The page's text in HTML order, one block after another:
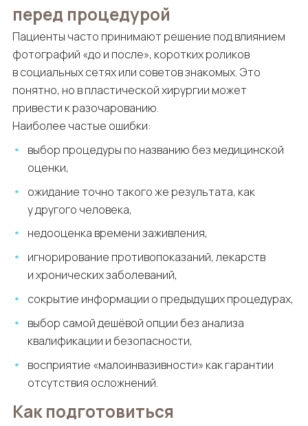
перед процедурой
Пациенты часто принимают решение под влиянием
фотографий «до и после», коротких роликов
в социальных сетях или советов знакомых. Это
понятно, но в пластической хирургии может
привести к разочарованию.
Наиболее частые ошибки:
выбор процедуры по названию без медицинской
оценки,
ожидание точно такого же результата, как
у другого человека,
недооценка времени заживления,
игнорирование противопоказаний, лекарств
и хронических заболеваний,
сокрытие информации о предыдущих процедурах,
выбор самой дешёвой опции без анализа
квалификации и безопасности,
восприятие «малоинвазивности» как гарантии
отсутствия осложнений.
Как подготовиться